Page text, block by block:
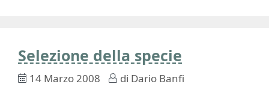
Selezione della specie
14 Marzo 2008 di Dario Banfi